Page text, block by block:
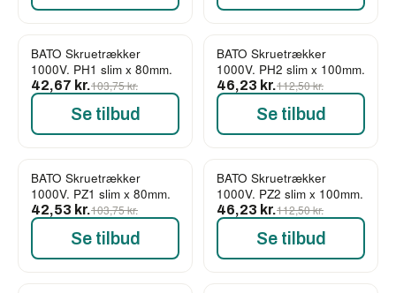
-59%
BATO Skruetrækker
1000V. PH1 slim x 80mm.
42,67 kr.103,75 kr.
Se tilbud
-59%
BATO Skruetrækker
1000V. PH2 slim x 100mm.
46,23 kr.112,50 kr.
Se tilbud
-59%
BATO Skruetrækker
1000V. PZ1 slim x 80mm.
42,53 kr.103,75 kr.
Se tilbud
-59%
BATO Skruetrækker
1000V. PZ2 slim x 100mm.
46,23 kr.112,50 kr.
Se tilbud